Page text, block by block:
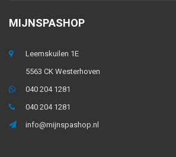
MIJNSPASHOP
Leemskuilen 1E
5563 CK Westerhoven
040 204 1281
040 204 1281
info@mijnspashop.nl